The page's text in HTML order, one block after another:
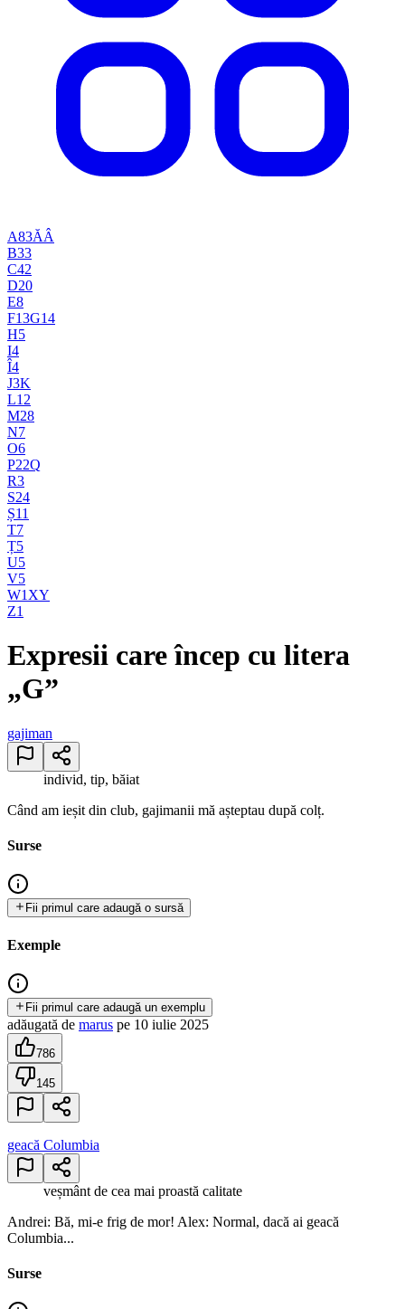
A83ĂÂ
B33
C42
D20
E8
F13G14
H5
I4
Î4
J3K
L12
M28
N7
O6
P22Q
R3
S24
Ș11
T7
Ț5
U5
V5
W1 XY
Z1
Expresii care încep cu litera
„G”
gajiman
individ, tip, băiat
Când am ieșit din club, gajimanii mă așteptau după colț.
Surse
Fii primul care adaugă o sursă
Exemple
Fii primul care adaugă un exemplu
adăugată de marus pe 10 iulie 2025
786
145
geacă Columbia
veșmânt de cea mai proastă calitate
Andrei: Bă, mi-e frig de mor! Alex: Normal, dacă ai geacă
Columbia...
Surse